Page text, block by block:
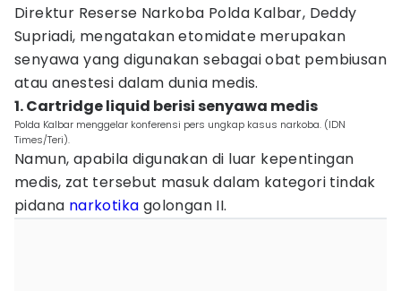
Direktur Reserse Narkoba Polda Kalbar, Deddy
Supriadi, mengatakan etomidate merupakan
senyawa yang digunakan sebagai obat pembiusan
atau anestesi dalam dunia medis.
1. Cartridge liquid berisi senyawa medis
Polda Kalbar menggelar konferensi pers ungkap kasus narkoba. (IDN
Times/Teri).
Namun, apabila digunakan di luar kepentingan
medis, zat tersebut masuk dalam kategori tindak
pidana narkotika golongan II.